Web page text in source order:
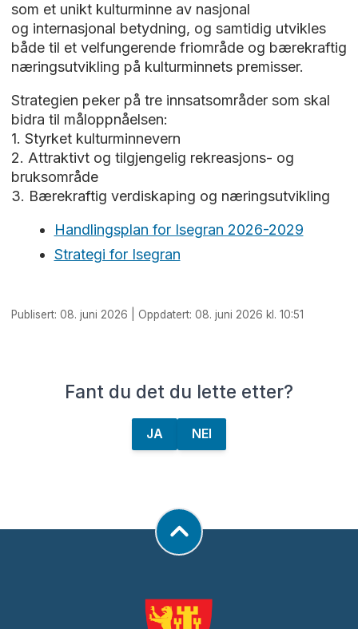
som et unikt kulturminne av nasjonal
og internasjonal betydning, og samtidig utvikles
både til et velfungerende friområde og bærekraftig
næringsutvikling på kulturminnets premisser.
Strategien peker på tre innsatsområder som skal
bidra til måloppnåelsen:
1. Styrket kulturminnevern
2. Attraktivt og tilgjengelig rekreasjons- og
bruksområde
3. Bærekraftig verdiskaping og næringsutvikling
Handlingsplan for Isegran 2026-2029
Strategi for Isegran
Publisert: 08. juni 2026 | Oppdatert: 08. juni 2026 kl. 10:51
Fant du det du lette etter?
JA NEI